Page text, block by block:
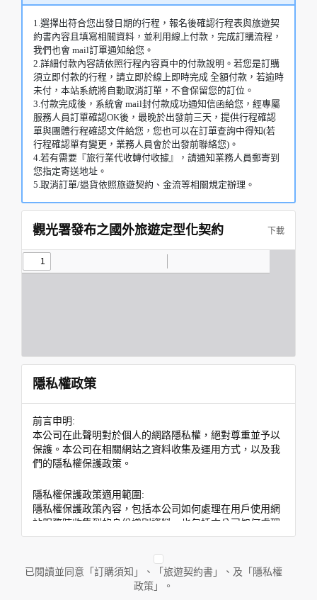
1.選擇出符合您出發日期的行程，報名後確認行程表與旅遊契
約書內容且填寫相關資料，並利用線上付款，完成訂購流程，
我們也會 mail訂單通知給您。
2.詳細付款內容請依照行程內容頁中的付款說明。若您是訂購
須立即付款的行程，請立即於線上即時完成 全額付款，若逾時
未付，本站系統將自動取消訂單，不會保留您的訂位。
3.付款完成後，系統會 mail封付款成功通知信函給您，經專屬
服務人員訂單確認OK後，最晚於出發前三天，提供行程確認
單與團體行程確認文件給您，您也可以在訂單查詢中得知(若
行程確認單有變更，業務人員會於出發前聯絡您)。
4.若有需要『旅行業代收轉付收據』，請通知業務人員郵寄到
您指定寄送地址。
5.取消訂單/退貨依照旅遊契約、金流等相關規定辦理。
觀光署發布之國外旅遊定型化契約 下載
隱私權政策
前言申明:
本公司在此聲明對於個人的網路隱私權，絕對尊重並予以
保護。本公司在相關網站之資料收集及運用方式，以及我
們的隱私權保護政策。
隱私權保護政策適用範圍:
隱私權保護政策內容，包括本公司如何處理在用戶使用網
站服務時收集到的身份識別資料，也包括本公司如何處理
在商業合作與本公司合作時分享的任何身份識別資料。隱
本站所僱用或管理人員。例如您透過本公司旗下網站上的
廣告廠商連結，這些置放連結的廠商也可能蒐集您個人的
資料。對於您主動提供的個人資訊，這些廣告廠商或連結
已閱讀並同意「訂購須知」、「旅遊契約書」、及「隱私權
政策」。